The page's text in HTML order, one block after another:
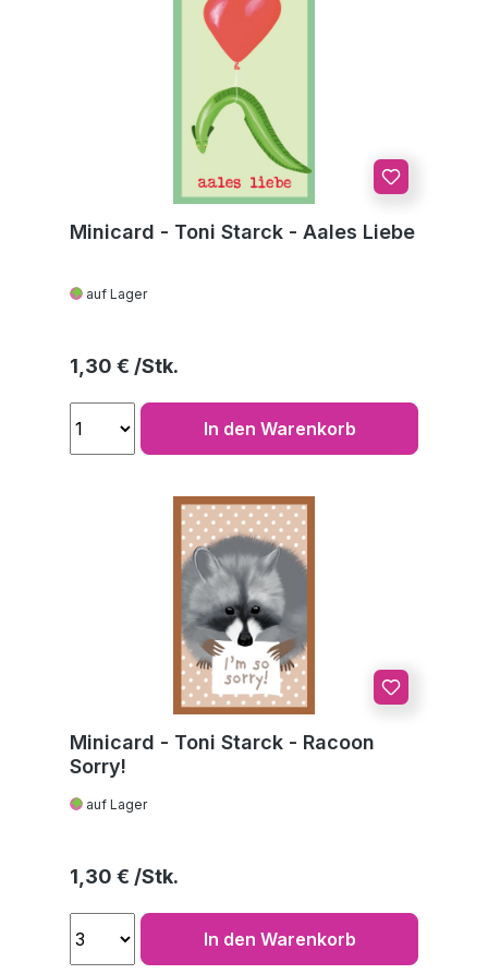
Minicard - Toni Starck - Aales Liebe
auf Lager
Regulärer Preis:
1,30 €
In den Warenkorb
Minicard - Toni Starck - Racoon
Sorry!
auf Lager
Regulärer Preis:
1,30 €
In den Warenkorb